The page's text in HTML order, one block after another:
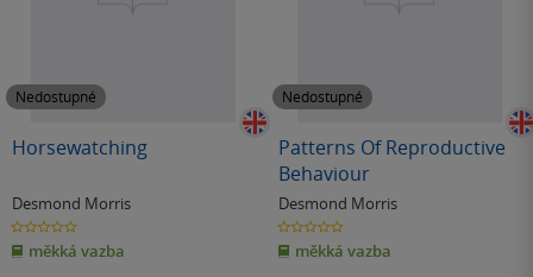
Nedostupné
Horsewatching
Desmond Morris
0.0
z
5
hvězdiček
měkká vazba
Nedostupné
Patterns Of Reproductive
Behaviour
Desmond Morris
0.0
z
5
hvězdiček
měkká vazba